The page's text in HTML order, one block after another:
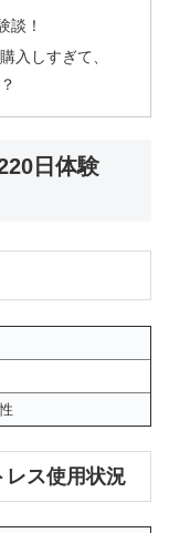
談！
入しすぎて、
日体験
レス使用状況